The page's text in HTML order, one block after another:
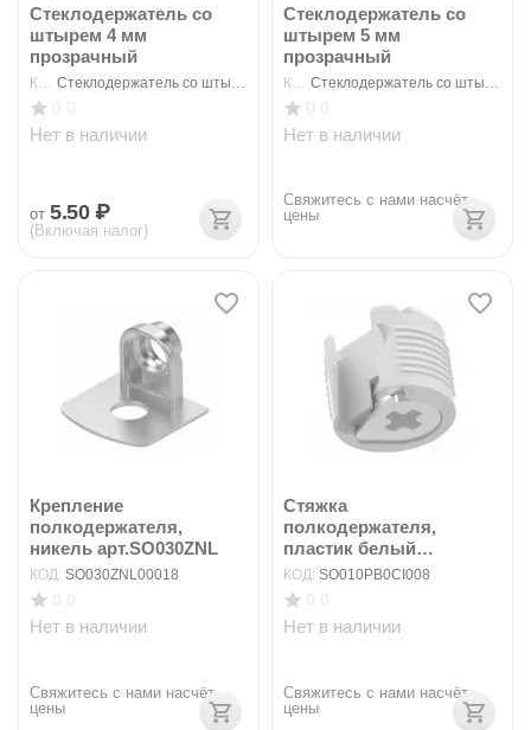
Стеклодержатель со
штырем 4 мм
прозрачный
КОД: Стеклодержатель со штырем 4 прозр
Нет в наличии
от 5.50 ₽
(Включая налог)
Стеклодержатель со
штырем 5 мм
прозрачный
КОД: Стеклодержатель со штырем 5 прозр
Нет в наличии
Свяжитесь с нами насчёт
цены
Крепление
полкодержателя,
никель арт.SO030ZNL
КОД: SO030ZNL00018
Нет в наличии
Свяжитесь с нами насчёт
цены
Стяжка
полкодержателя,
пластик белый
арт.SO010PB
КОД: SO010PB0CI008
Нет в наличии
Свяжитесь с нами насчёт
цены